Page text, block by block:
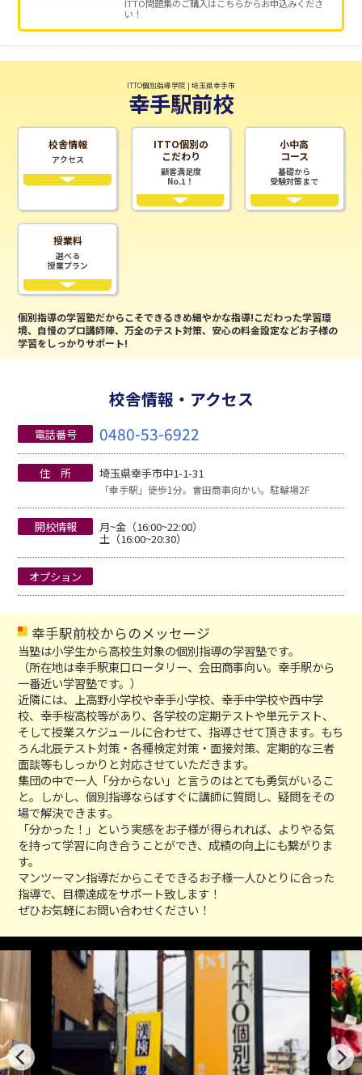
ITTO問題集のご購入はこちらからお申込みくださ
い！
ITTO個別指導学院 | 埼玉県幸手市
幸手駅前校
校舎情報
アクセス
ITTO個別の
こだわり
顧客満足度
No.1！
小中高
コース
基礎から
受験対策まで
授業料
選べる
授業プラン
個別指導の学習塾だからこそできるきめ細やかな指導!こだわった学習環
境、自慢のプロ講師陣、万全のテスト対策、安心の料金設定などお子様の
学習をしっかりサポート!
校舎情報・アクセス
電話番号 0480-53-6922
住 所 埼玉県幸手市中1-1-31
「幸手駅」徒歩1分。會田商事向かい。駐輪場2F
開校情報 月~金（16:00~22:00）
土（16:00~20:30）
オプション
幸手駅前校からのメッセージ
当塾は小学生から高校生対象の個別指導の学習塾です。
（所在地は幸手駅東口ロータリー、会田商事向い。幸手駅から
一番近い学習塾です。）
近隣には、上高野小学校や幸手小学校、幸手中学校や西中学
校、幸手桜高校等があり、各学校の定期テストや単元テスト、
そして授業スケジュールに合わせて、指導させて頂きます。もち
ろん北辰テスト対策・各種検定対策・面接対策、定期的な三者
面談等もしっかりと対応させていただきます。
集団の中で一人「分からない」と言うのはとても勇気がいるこ
と。しかし、個別指導ならばすぐに講師に質問し、疑問をその
場で解決できます。
「分かった！」という実感をお子様が得られれば、よりやる気
を持って学習に向き合うことができ、成績の向上にも繋がりま
す。
マンツーマン指導だからこそできるお子様一人ひとりに合った
指導で、目標達成をサポート致します！
ぜひお気軽にお問い合わせください！